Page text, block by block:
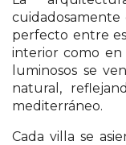
perfecto entre
interior como en
luminosos se
natural,
mediterráneo.
Cada villa se